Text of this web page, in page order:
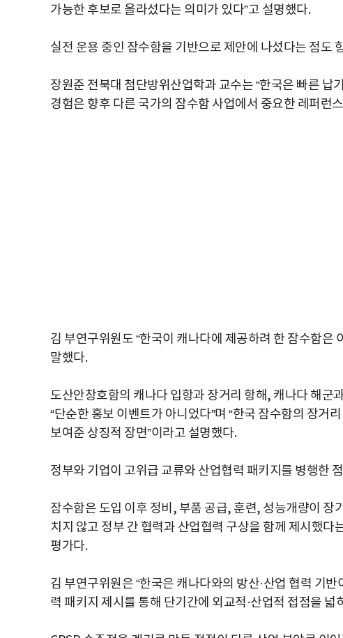
가능한 후보로 올라섰다는 의미가 있다”고 설명했다.
실전 운용 중인 잠수함을 기반으로 제안에 나섰다는 점도
장원준 전북대 첨단방위산업학과 교수는 “한국은 빠른
경험은 향후 다른 국가의 잠수함 사업에서 중요한 레퍼런
김 부연구위원도 “한국이 캐나다에 제공하려 한 잠수함은
말했다.
도산안창호함의 캐나다 입항과 장거리 항해, 캐나다 해군
“단순한 홍보 이벤트가 아니었다”며 “한국 잠수함의 장거
보여준 상징적 장면”이라고 설명했다.
정부와 기업이 고위급 교류와 산업협력 패키지를 병행한
잠수함은 도입 이후 정비, 부품 공급, 훈련, 성능개량이
치지 않고 정부 간 협력과 산업협력 구상을 함께 제시했
평가다.
김 부연구위원은 “한국은 캐나다와의 방산·산업 협력 기
력 패키지 제시를 통해 단기간에 외교적·산업적 접점을 넓